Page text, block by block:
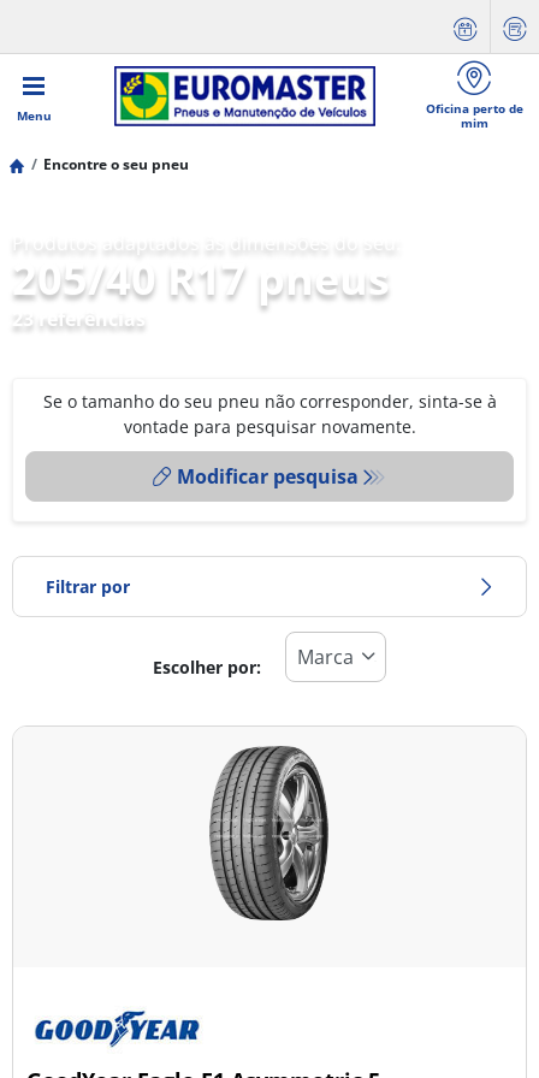
Menu
Oficina perto de
mim
Encontre o seu pneu
205/40 R17 pneus
23 referências
Se o tamanho do seu pneu não corresponder, sinta-se à
vontade para pesquisar novamente.
Modificar pesquisa
Filtrar por
Todos os tipos (23)
Todas as estações (6)
Ligeiro (23)
Escolher por: